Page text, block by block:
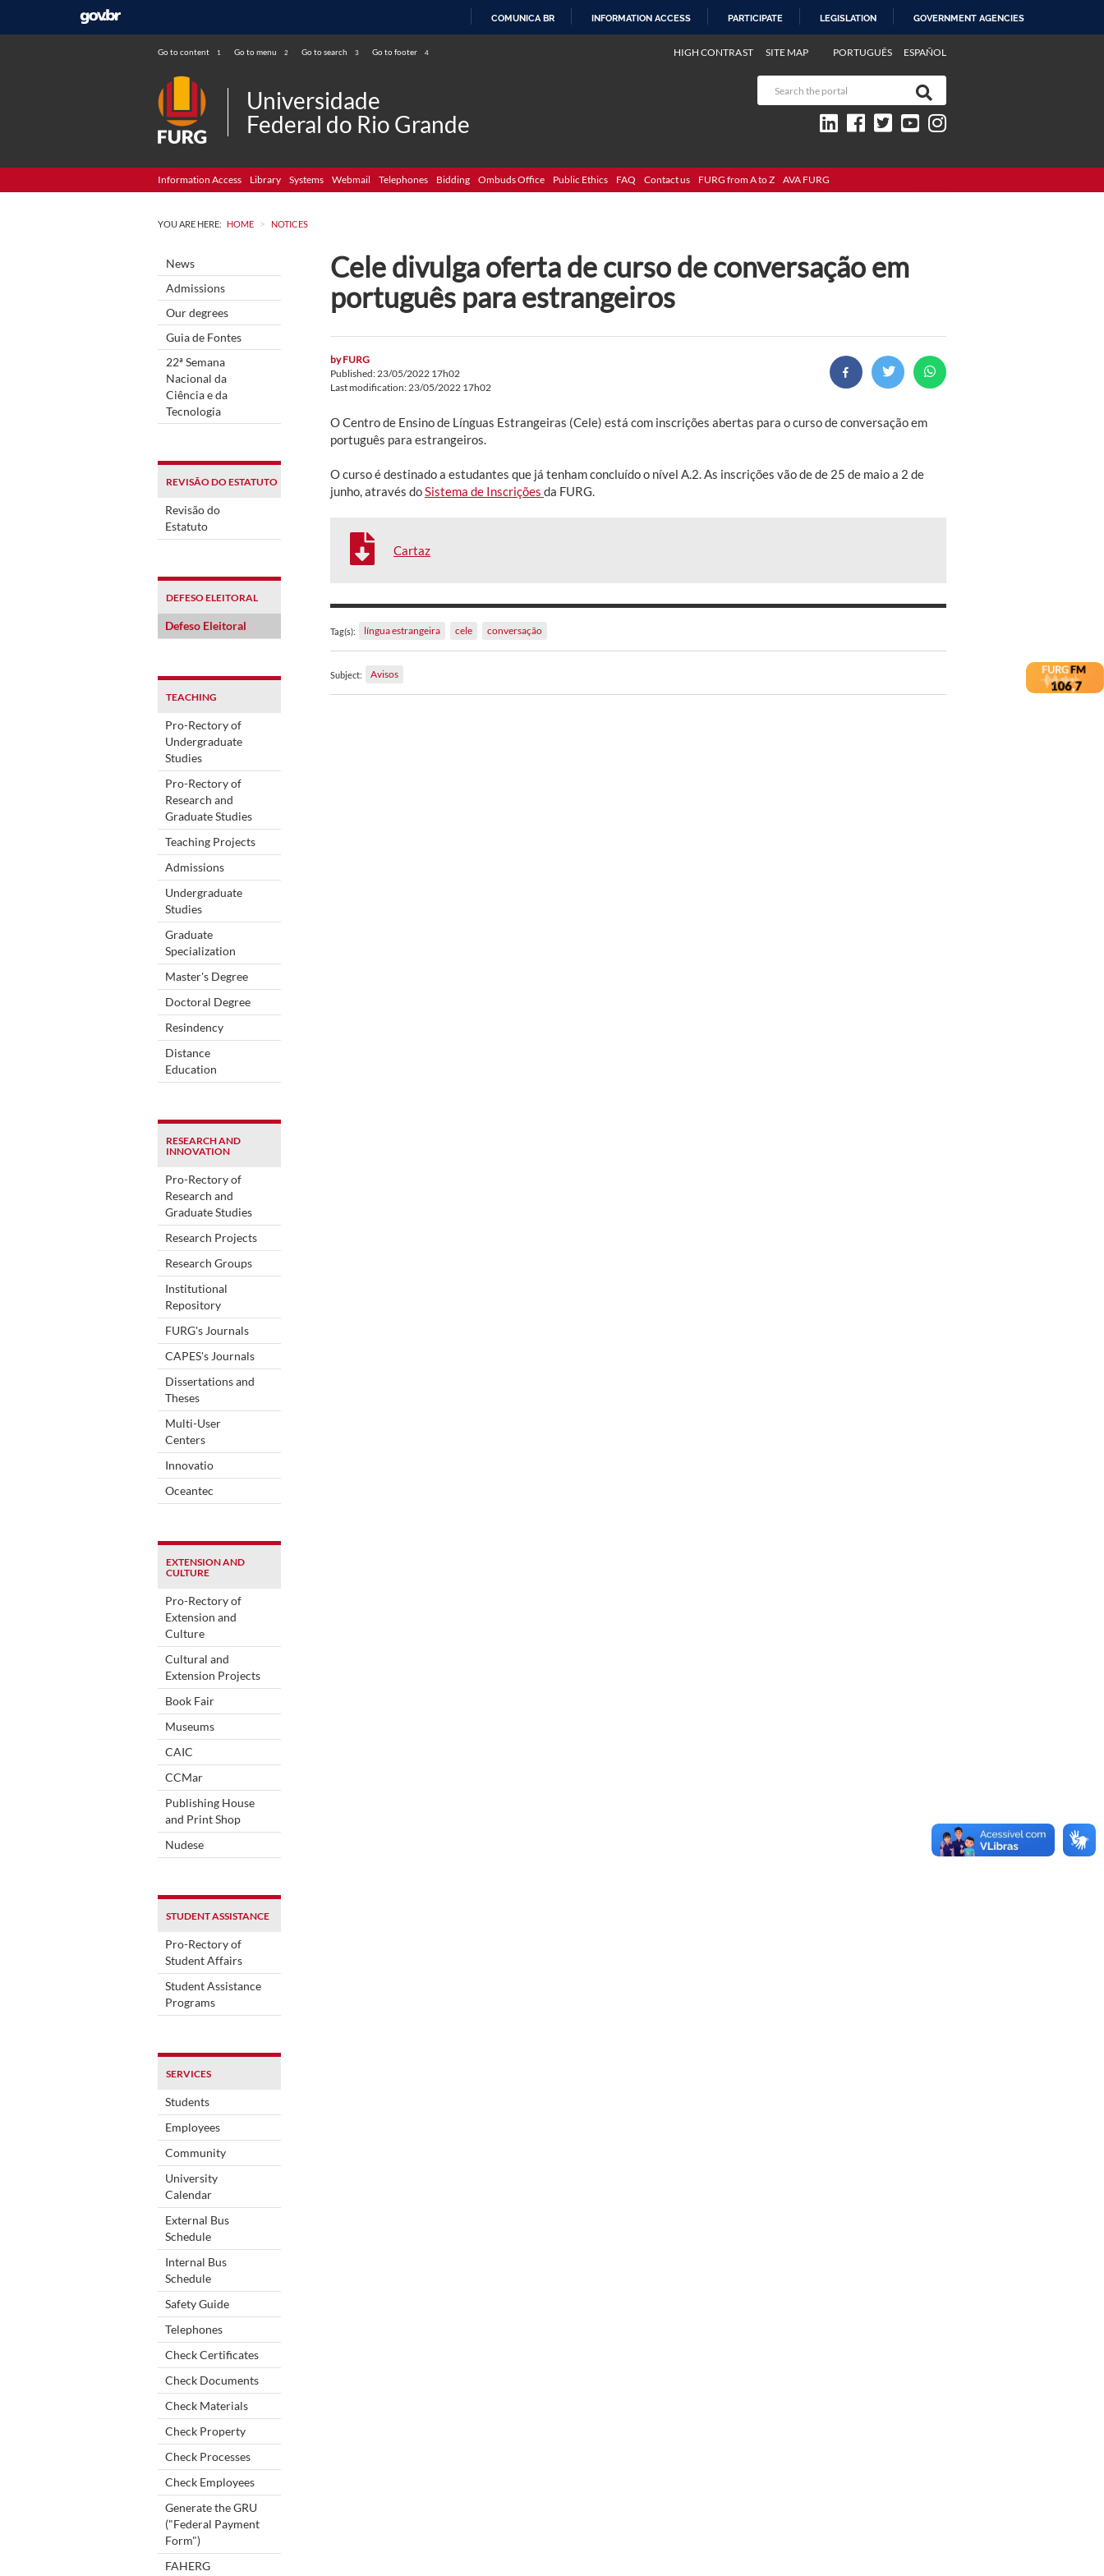
COMUNICA BR INFORMATION ACCESS PARTICIPATE LEGISLATION GOVERNMENT AGENCIES
Go to content 1 Go to menu 2 Go to search 3 Go to footer 4 PORTUGUÊS ESPAÑOL
HIGH CONTRAST SITE MAP
Universidade
Federal do Rio Grande
Information Access Library Systems Webmail Telephones Bidding Ombuds Office Public Ethics FAQ Contact us FURG from A to Z AVA FURG
YOU ARE HERE: HOME > NOTICES
News
Admissions
Our degrees
Guia de Fontes
22ª Semana
Nacional da
Ciência e da
Tecnologia
REVISÃO DO ESTATUTO
Revisão do
Estatuto
DEFESO ELEITORAL
Defeso Eleitoral
TEACHING
Pro-Rectory of
Undergraduate
Studies
Pro-Rectory of
Research and
Graduate Studies
Teaching Projects
Admissions
Undergraduate
Studies
Graduate
Specialization
Master's Degree
Doctoral Degree
Resindency
Distance
Education
RESEARCH AND
INNOVATION
Pro-Rectory of
Research and
Graduate Studies
Research Projects
Research Groups
Institutional
Repository
FURG's Journals
CAPES's Journals
Dissertations and
Theses
Multi-User
Centers
Innovatio
Oceantec
EXTENSION AND
CULTURE
Pro-Rectory of
Extension and
Culture
Cultural and
Extension Projects
Book Fair
Museums
CAIC
CCMar
Publishing House
and Print Shop
Nudese
STUDENT ASSISTANCE
Pro-Rectory of
Student Affairs
Student Assistance
Programs
SERVICES
Students
Employees
Community
University
Calendar
External Bus
Schedule
Internal Bus
Schedule
Safety Guide
Telephones
Check Certificates
Check Documents
Check Materials
Check Property
Check Processes
Check Employees
Generate the GRU
("Federal Payment
Form")
FAHERG
Cele divulga oferta de curso de conversação em
português para estrangeiros
byFURG
Published: 23/05/2022 17h02
Last modification: 23/05/2022 17h02
O Centro de Ensino de Línguas Estrangeiras (Cele) está com inscrições abertas para o curso de conversação em
português para estrangeiros.
O curso é destinado a estudantes que já tenham concluído o nível A.2. As inscrições vão de de 25 de maio a 2 de
junho, através do Sistema de Inscrições da FURG.
Cartaz
Tag(s): língua estrangeira cele conversação
Subject: Avisos